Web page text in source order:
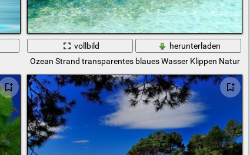
vollbild
herunterladen
Ozean Strand transparentes blaues Wasser Klippen Natur